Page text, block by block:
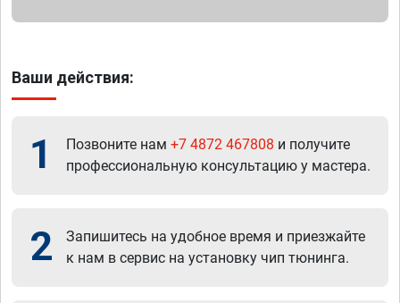
Ваши действия:
1 Позвоните нам +7 4872 467808 и получите
профессиональную консультацию у мастера.
2
Запишитесь на удобное время и приезжайте
к нам в сервис на установку чип тюнинга.